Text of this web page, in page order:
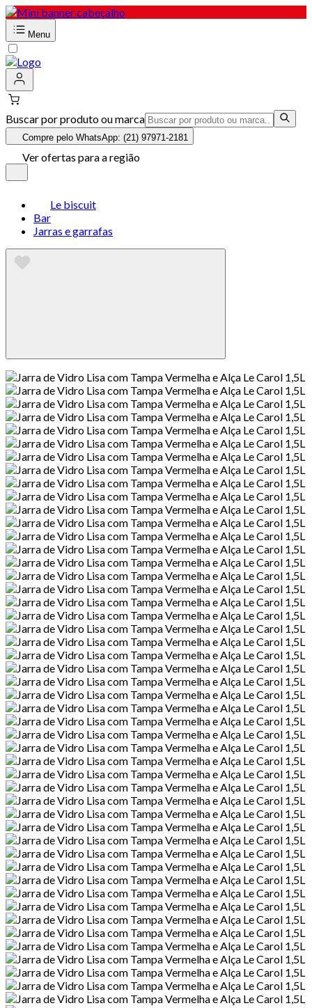
Menu
Buscar por produto ou marca
Compre pelo WhatsApp: (21) 97971-2181
Ver ofertas para a região
Le biscuit
Bar
Jarras e garrafas